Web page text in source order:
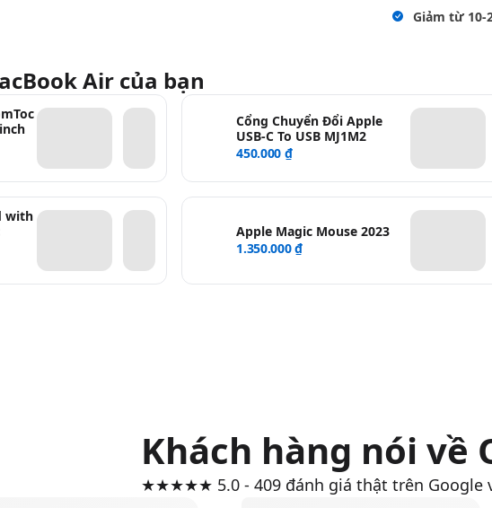
Giảm từ 10-
Air của bạn
Cổng Chuyển Đổi Apple
USB-C To USB MJ1M2
450.000 ₫
with
Apple Magic Mouse 2023
1.350.000 ₫
Khách hàng nói về
★★★★★ 5.0 - 409 đánh giá thật trên Google